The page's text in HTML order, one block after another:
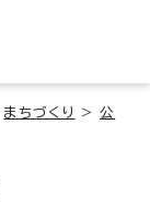
まちづくり >公